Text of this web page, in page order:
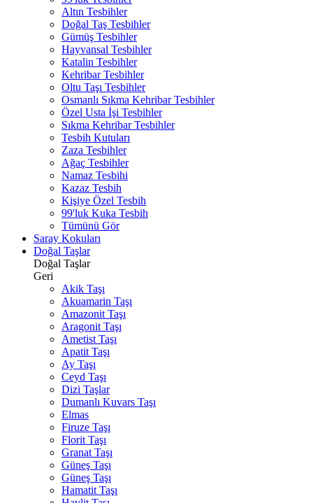
Altın Tesbihler
Doğal Taş Tesbihler
Gümüş Tesbihler
Hayvansal Tesbihler
Katalin Tesbihler
Kehribar Tesbihler
Oltu Taşı Tesbihler
Osmanlı Sıkma Kehribar Tesbihler
Özel Usta İşi Tesbihler
Sıkma Kehribar Tesbihler
Tesbih Kutuları
Zaza Tesbihler
Ağaç Tesbihler
Namaz Tesbihi
Kazaz Tesbih
Kişiye Özel Tesbih
99'luk Kuka Tesbih
Tümünü Gör
Saray Kokuları
Doğal Taşlar
Doğal Taşlar
Geri
Akik Taşı
Akuamarin Taşı
Amazonit Taşı
Aragonit Taşı
Ametist Taşı
Apatit Taşı
Ay Taşı
Ceyd Taşı
Dizi Taşlar
Dumanlı Kuvars Taşı
Elmas
Firuze Taşı
Florit Taşı
Granat Taşı
Güneş Taşı
Güneş Taşı
Hamatit Taşı